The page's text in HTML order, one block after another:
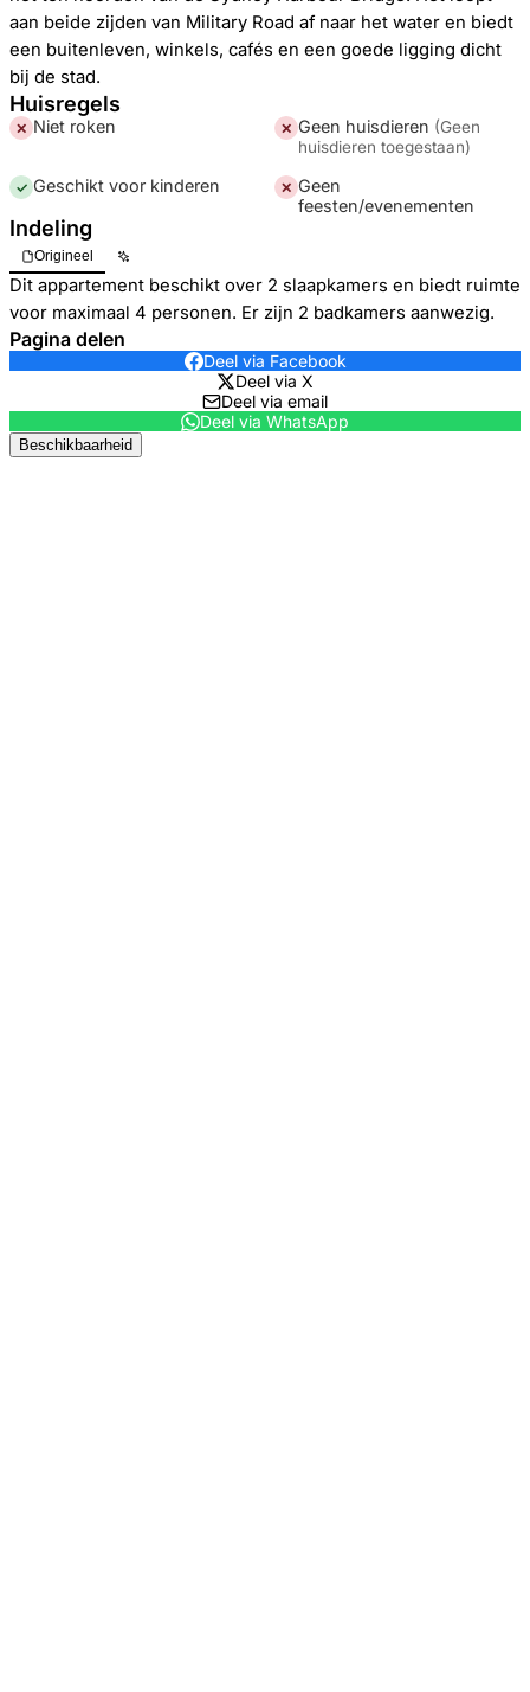
aan beide zijden van Military Road af naar het water en biedt
een buitenleven, winkels, cafés en een goede ligging dicht
bij de stad.
Huisregels
✕ Niet roken ✕ Geen huisdieren (Geen
huisdieren toegestaan)
✓ Geschikt voor kinderen ✕ Geen
feesten/evenementen
Indeling
Origineel
Dit appartement beschikt over 2 slaapkamers en biedt ruimte
voor maximaal 4 personen. Er zijn 2 badkamers aanwezig.
Pagina delen
Deel via Facebook
Deel via X
Deel via email
Deel via WhatsApp
Beschikbaarheid